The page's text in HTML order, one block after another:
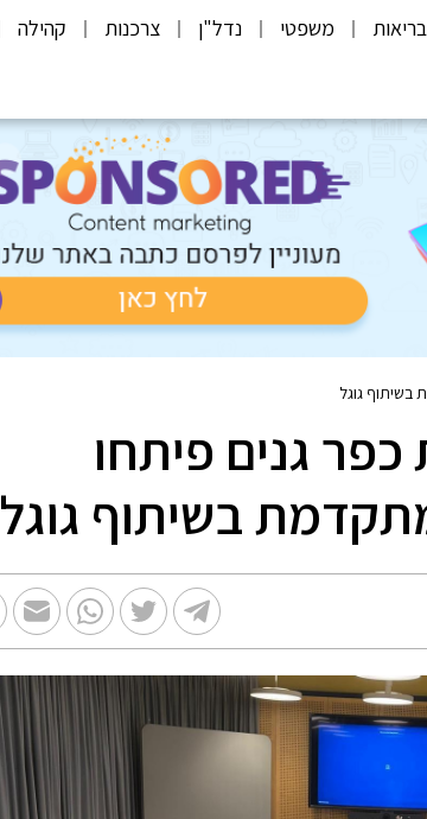
בריאות משפטי נדל"ן צרכנות קהילה
בשיתוף גוגל
גנים פיתחו
בשיתוף גוגל